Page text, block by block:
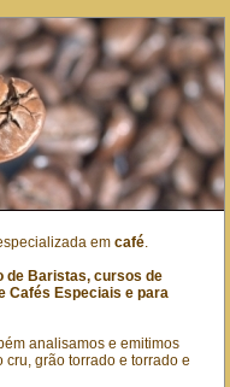
em café.
de Baristas, cursos de
Cafés Especiais e para
analisamos e emitimos
cru, grão torrado e torrado e